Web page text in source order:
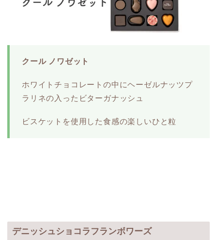
クール ノワゼット
ホワイトチョコレートの中にヘーゼルナッツプ
ラリネの入ったビターガナッシュ
ビスケットを使用した食感の楽しいひと粒
デニッシュショコラフランボワーズ